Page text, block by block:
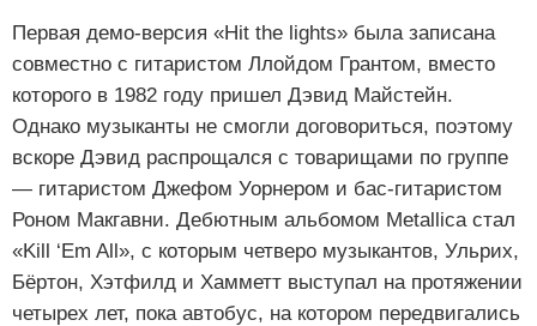
Первая демо-версия «Hit the lights» была записана
совместно с гитаристом Ллойдом Грантом, вместо
которого в 1982 году пришел Дэвид Майстейн.
Однако музыканты не смогли договориться, поэтому
вскоре Дэвид распрощался с товарищами по группе
— гитаристом Джефом Уорнером и бас-гитаристом
Роном Макгавни. Дебютным альбомом Metallica стал
«Kill ‘Em All», с которым четверо музыкантов, Ульрих,
Бёртон, Хэтфилд и Хамметт выступал на протяжении
четырех лет, пока автобус, на котором передвигались